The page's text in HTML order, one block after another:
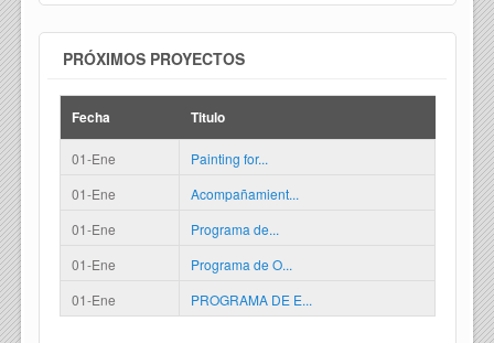
PRÓXIMOS PROYECTOS
Fecha Titulo
01-Ene
Painting for...
01-Ene
Acompañamient...
01-Ene
Programa de...
01-Ene
Programa de O...
01-Ene
PROGRAMA DE E...